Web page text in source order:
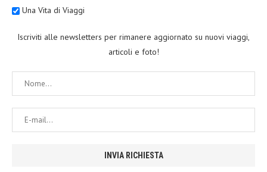
Una Vita di Viaggi
Iscriviti alle newsletters per rimanere aggiornato su nuovi viaggi,
articoli e foto!